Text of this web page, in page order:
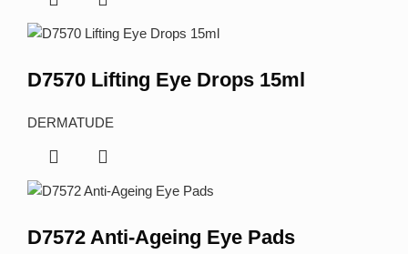
D7570 Lifting Eye Drops 15ml
DERMATUDE
D7572 Anti-Ageing Eye Pads